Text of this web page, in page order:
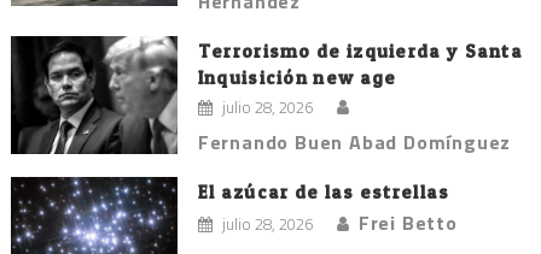
Terrorismo de izquierda y Santa
Inquisición new age
julio 28, 2026
Fernando Buen Abad Domínguez
El azúcar de las estrellas
julio 28, 2026 Frei Betto